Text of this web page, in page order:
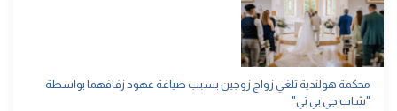
محكمة هولندية تلغي زواج زوجين بسبب صياغة عهود زفافهما بواسطة
"شات جي بي تي"